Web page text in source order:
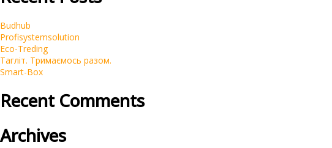
Budhub
Profisystemsolution
Eco-Treding
Тагліт. Тримаємось разом.
Smart-Box
Recent Comments
Archives